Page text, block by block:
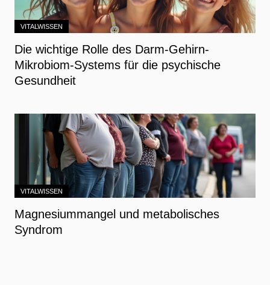
VITALWISSEN
Die wichtige Rolle des Darm-Gehirn-
Mikrobiom-Systems für die psychische
Gesundheit
VITALWISSEN
Magnesiummangel und metabolisches
Syndrom